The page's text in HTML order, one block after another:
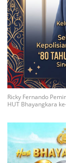
Ricky Fernando
HUT Bhayangkara